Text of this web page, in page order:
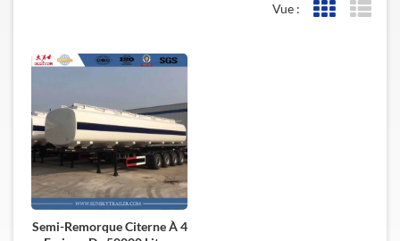
Vue : Affichage
Semi-Remorque Citerne À 4